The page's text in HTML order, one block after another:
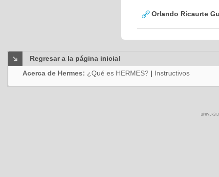
Orlando Ricaurte
Regresar a la página inicial
Acerca de Hermes: ¿Qué es HERMES? | Instructivos